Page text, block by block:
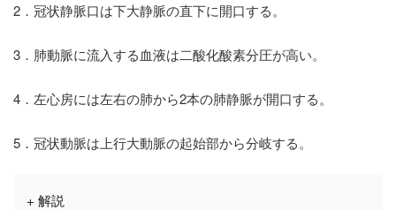
2．冠状静脈口は下大静脈の直下に開口する。
3．肺動脈に流入する血液は二酸化酸素分圧が高い。
4．左心房には左右の肺から2本の肺静脈が開口する。
5．冠状動脈は上行大動脈の起始部から分岐する。
+ 解説